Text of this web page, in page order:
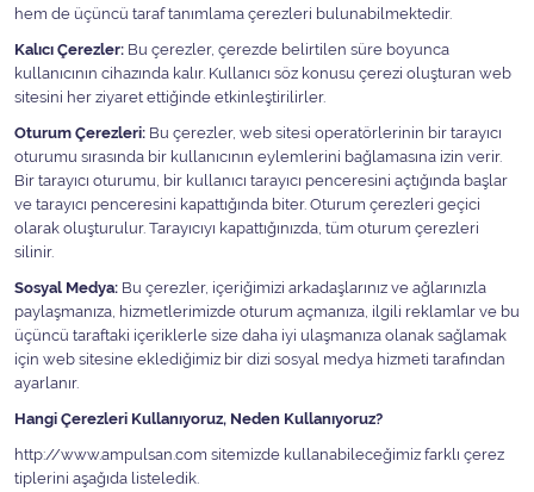
hem de üçüncü taraf tanımlama çerezleri bulunabilmektedir.
Kalıcı Çerezler: Bu çerezler, çerezde belirtilen süre boyunca
kullanıcının cihazında kalır. Kullanıcı söz konusu çerezi oluşturan web
sitesini her ziyaret ettiğinde etkinleştirilirler.
Oturum Çerezleri: Bu çerezler, web sitesi operatörlerinin bir tarayıcı
oturumu sırasında bir kullanıcının eylemlerini bağlamasına izin verir.
Bir tarayıcı oturumu, bir kullanıcı tarayıcı penceresini açtığında başlar
ve tarayıcı penceresini kapattığında biter. Oturum çerezleri geçici
olarak oluşturulur. Tarayıcıyı kapattığınızda, tüm oturum çerezleri
silinir.
Sosyal Medya: Bu çerezler, içeriğimizi arkadaşlarınız ve ağlarınızla
paylaşmanıza, hizmetlerimizde oturum açmanıza, ilgili reklamlar ve bu
üçüncü taraftaki içeriklerle size daha iyi ulaşmanıza olanak sağlamak
için web sitesine eklediğimiz bir dizi sosyal medya hizmeti tarafından
ayarlanır.
Hangi Çerezleri Kullanıyoruz, Neden Kullanıyoruz?
http://www.ampulsan.com sitemizde kullanabileceğimiz farklı çerez
tiplerini aşağıda listeledik.